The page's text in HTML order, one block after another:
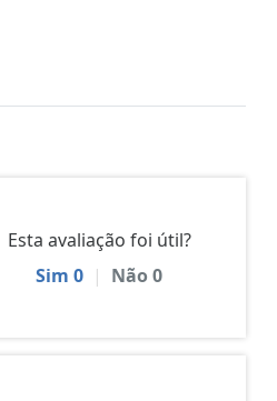
Esta avaliação foi útil?
Sim 0 | Não0